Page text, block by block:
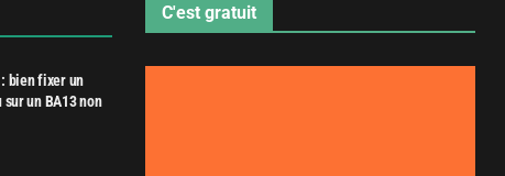
bien fixer un
un BA13 non
C'est gratuit